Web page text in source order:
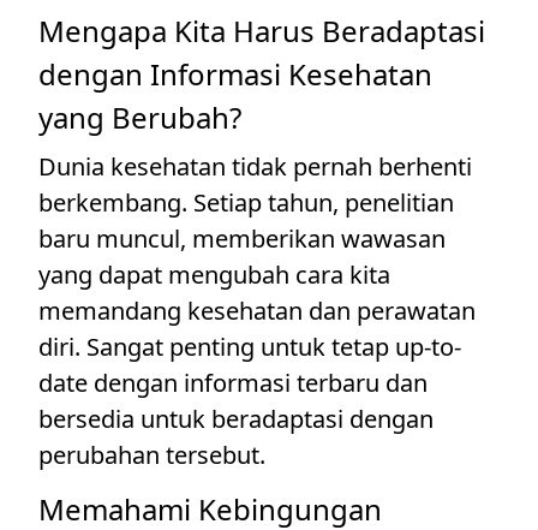
Mengapa Kita Harus Beradaptasi
dengan Informasi Kesehatan
yang Berubah?
Dunia kesehatan tidak pernah berhenti
berkembang. Setiap tahun, penelitian
baru muncul, memberikan wawasan
yang dapat mengubah cara kita
memandang kesehatan dan perawatan
diri. Sangat penting untuk tetap up-to-
date dengan informasi terbaru dan
bersedia untuk beradaptasi dengan
perubahan tersebut.
Memahami Kebingungan